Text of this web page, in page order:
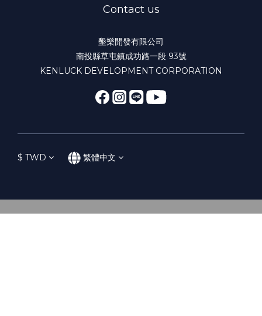
Contact us
墾樂開發有限公司
南投縣草屯鎮成功路一段 93號
KENLUCK DEVELOPMENT CORPORATION
$ TWD 繁體中文